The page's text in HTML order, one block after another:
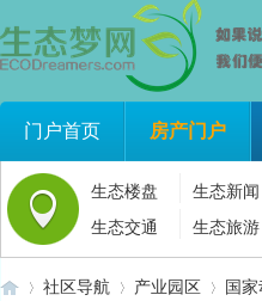
门户首页 房产门户
生态楼盘 生态新闻
生态交通
生态旅游
社区导航 产业园区 国